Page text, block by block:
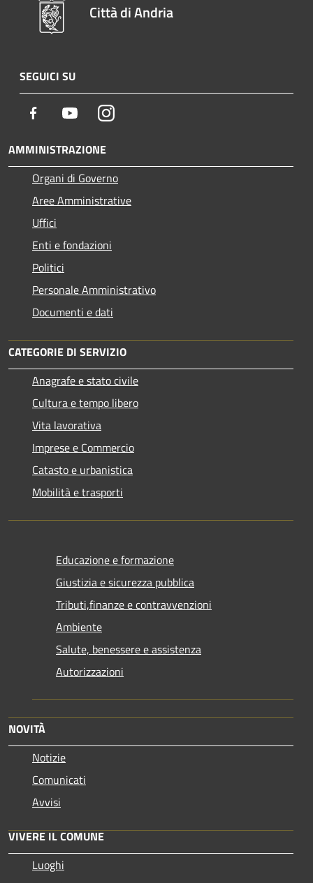
Città di Andria
SEGUICI SU
Facebook YoutubeInstagram
AMMINISTRAZIONE
Organi di Governo
Aree Amministrative
Uffici
Enti e fondazioni
Politici
Personale Amministrativo
Documenti e dati
CATEGORIE DI SERVIZIO
Anagrafe e stato civile
Cultura e tempo libero
Vita lavorativa
Imprese e Commercio
Catasto e urbanistica
Mobilità e trasporti
Educazione e formazione
Giustizia e sicurezza pubblica
Tributi,finanze e contravvenzioni
Ambiente
Salute, benessere e assistenza
Autorizzazioni
NOVITÀ
Notizie
Comunicati
Avvisi
VIVERE IL COMUNE
Luoghi